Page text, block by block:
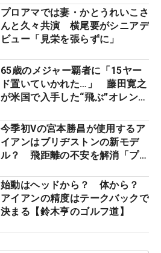
プロアマでは妻・かとうれいこさ
んと久々共演 横尾要がシニアデ
ビュー「見栄を張らずに」
65歳のメジャー覇者に「15ヤー
ド置いていかれた…」 藤田寛之
が米国で入手した“飛ぶ”オレンジ
今季初Vの宮本勝昌が使用するア
イアンはブリヂストンの新モデ
ル？ 飛距離の不安を解消「プラ
始動はヘッドから？ 体から？
アイアンの精度はテークバックで
決まる【鈴木亨のゴルフ道】